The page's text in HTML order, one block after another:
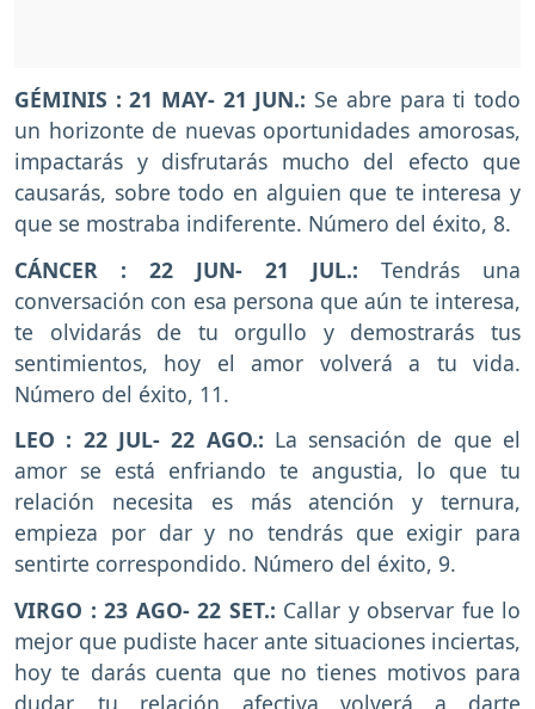
GÉMINIS : 21 MAY- 21 JUN.: Se abre para ti todo
un horizonte de nuevas oportunidades amorosas,
impactarás y disfrutarás mucho del efecto que
causarás, sobre todo en alguien que te interesa y
que se mostraba indiferente. Número del éxito, 8.
CÁNCER : 22 JUN- 21 JUL.: Tendrás una
conversación con esa persona que aún te interesa,
te olvidarás de tu orgullo y demostrarás tus
sentimientos, hoy el amor volverá a tu vida.
Número del éxito, 11.
LEO : 22 JUL- 22 AGO.: La sensación de que el
amor se está enfriando te angustia, lo que tu
relación necesita es más atención y ternura,
empieza por dar y no tendrás que exigir para
sentirte correspondido. Número del éxito, 9.
VIRGO : 23 AGO- 22 SET.: Callar y observar fue lo
mejor que pudiste hacer ante situaciones inciertas,
hoy te darás cuenta que no tienes motivos para